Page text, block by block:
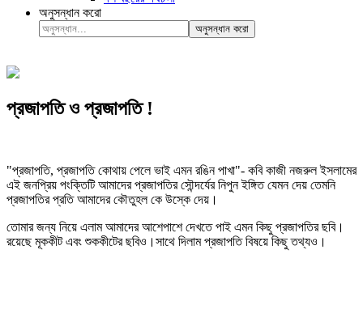
অনুসন্ধান করো
অনুসন্ধান করো
প্রজাপতি ও প্রজাপতি !
"প্রজাপতি, প্রজাপতি কোথায় পেলে ভাই এমন রঙিন পাখা"- কবি কাজী নজরুল ইসলামের
এই জনপ্রিয় পংক্তিটি আমাদের প্রজাপতির সৌন্দর্যের নিপুন ইঙ্গিত যেমন দেয় তেমনি
প্রজাপতির প্রতি আমাদের কৌতুহল কে উস্কে দেয়।
তোমার জন্য নিয়ে এলাম আমাদের আশেপাশে দেখতে পাই এমন কিছু প্রজাপতির ছবি।
রয়েছে মূককীট এবং শুককীটের ছবিও।সাথে দিলাম প্রজাপতি বিষয়ে কিছু তথ্যও।